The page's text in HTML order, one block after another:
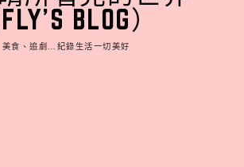
FLY'S BLOG）
美食、追劇…紀錄生活一切美好